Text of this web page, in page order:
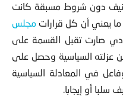
دون شروط مسبقة كانت
يعني أن كل قرارات مجلس
صارت تقبل القسمة على
عزلته السياسية وحصل على
في المعادلة السياسية
سلبا أو إيجابا.